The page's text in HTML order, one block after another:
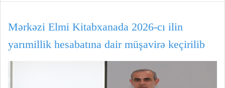
Mərkəzi Elmi Kitabxanada 2026-cı ilin
yarımillik hesabatına dair müşavirə keçirilib